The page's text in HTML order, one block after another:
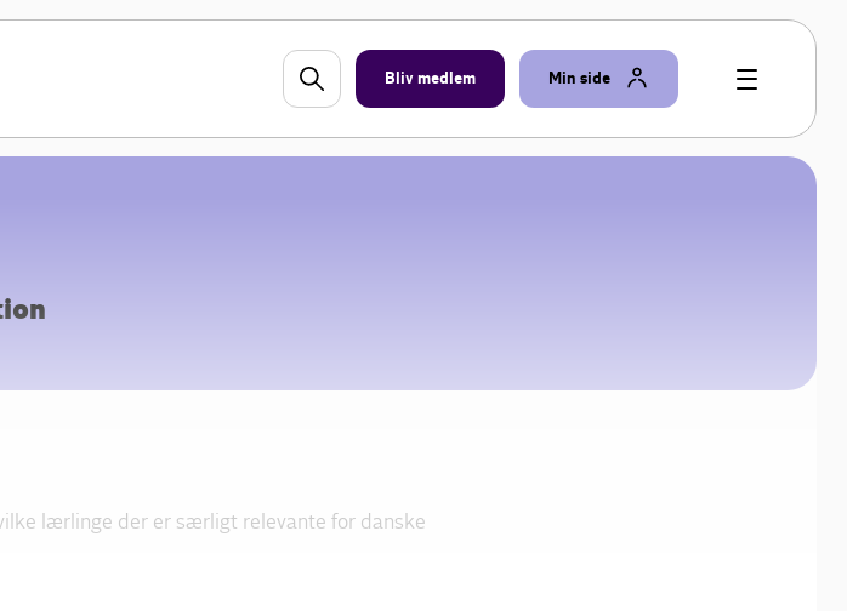
Bliv medlem Min side
lærlinge der er særligt relevante for danske